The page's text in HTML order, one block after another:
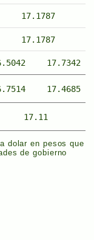
dolar en pesos que
de gobierno
17.1787
17.1787
17.7342
17.4685
17.11